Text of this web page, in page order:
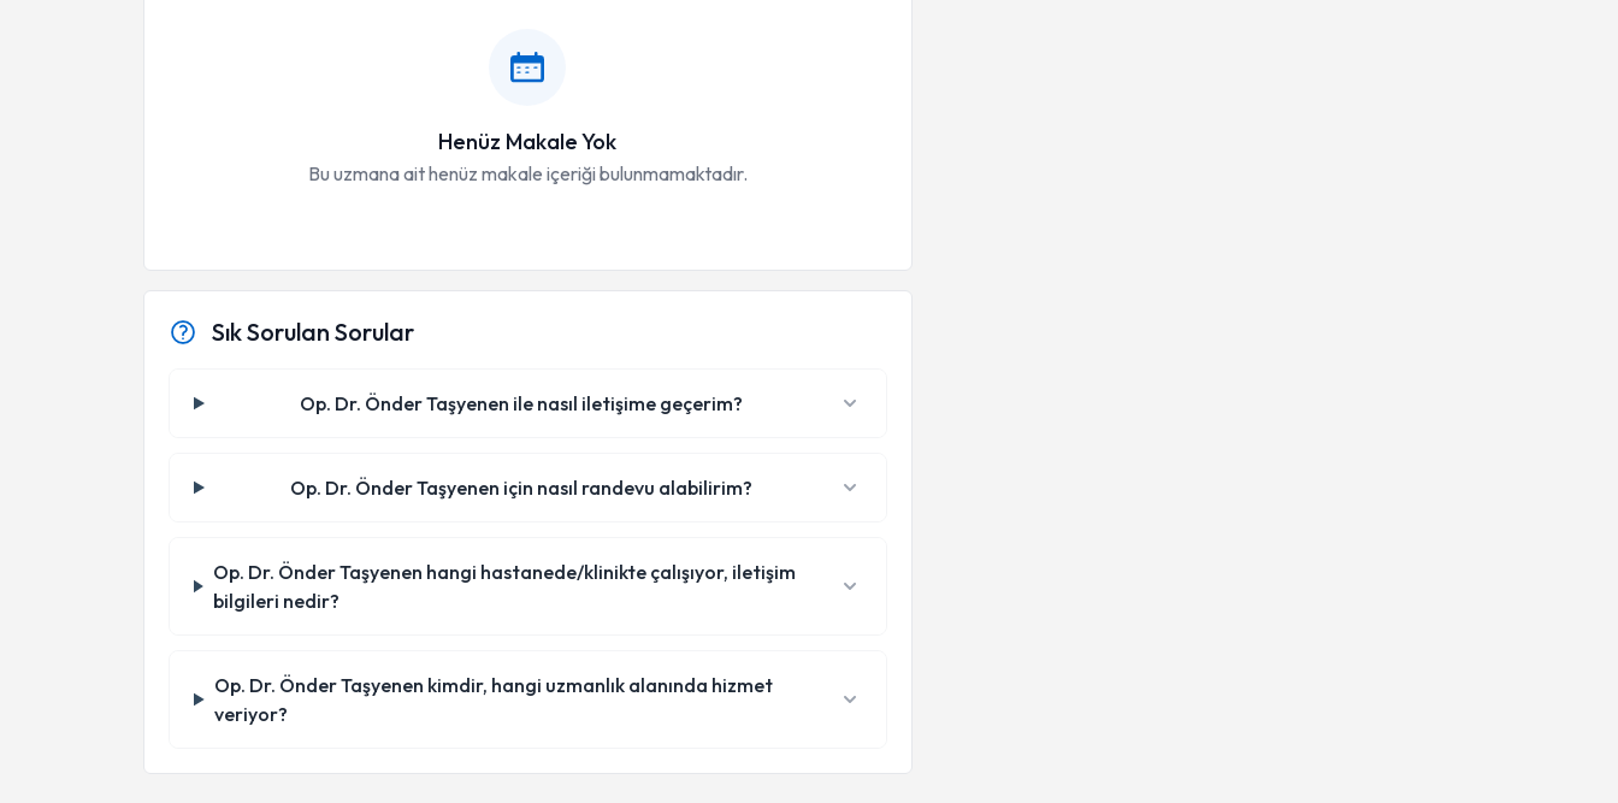
Henüz Makale Yok
Bu uzmana ait henüz makale içeriği bulunmamaktadır.
Sık Sorulan Sorular
Op. Dr. Önder Taşyenen ile nasıl iletişime geçerim?
Op. Dr. Önder Taşyenen için nasıl randevu alabilirim?
Op. Dr. Önder Taşyenen hangi hastanede/klinikte çalışıyor, iletişim
bilgileri nedir?
Op. Dr. Önder Taşyenen kimdir, hangi uzmanlık alanında hizmet
veriyor?